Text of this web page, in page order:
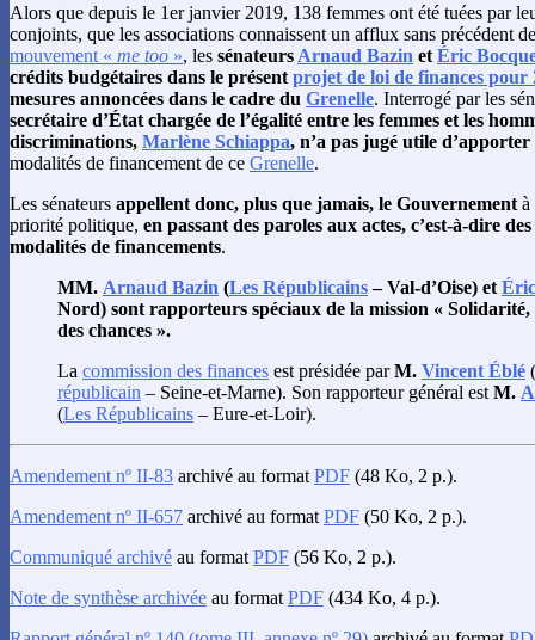
Alors que depuis le 1er janvier 2019, 138 femmes ont été tuées par
conjoints, que les associations connaissent un afflux sans précédent
mouvement « me too », les sénateurs Arnaud Bazin et Éric
crédits budgétaires dans le présent projet de loi de finances pour
mesures annoncées dans le cadre du Grenelle. Interrogé par les
secrétaire d’État chargée de l’égalité entre les femmes et les
discriminations, Marlène Schiappa, n’a pas jugé utile d’apporter
modalités de financement de ce Grenelle.
Les sénateurs appellent donc, plus que jamais, le Gouvernement à
priorité politique, en passant des paroles aux actes, c’est-à-dire
modalités de financements.
MM. Arnaud Bazin (Les Républicains– Val-d’Oise) et
Nord) sont rapporteurs spéciaux de la mission «
des chances ».
La commission des finances est présidée parM. Vincent Éblé (
républicain – Seine-et-Marne). Son rapporteur général est M.
(Les Républicains – Eure-et-Loir).
Amendement nº II-83 archivé au format PDF (48 Ko, 2 p.).
Amendement nº II-657 archivé au format PDF (50 Ko, 2 p.).
Communiqué archivé au format PDF (56 Ko, 2 p.).
Note de synthèse archivée au format PDF (434 Ko, 4 p.).